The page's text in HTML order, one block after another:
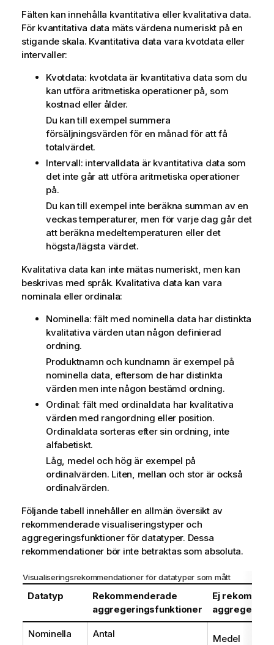
Fälten kan innehålla kvantitativa eller kvalitativa data.
För kvantitativa data mäts värdena numeriskt på en
stigande skala. Kvantitativa data vara kvotdata eller
intervaller:
Kvotdata: kvotdata är kvantitativa data som du
kan utföra aritmetiska operationer på, som
kostnad eller ålder.
Du kan till exempel summera
försäljningsvärden för en månad för att få
totalvärdet.
Intervall: intervalldata är kvantitativa data som
det inte går att utföra aritmetiska operationer
på.
Du kan till exempel inte beräkna summan av en
veckas temperaturer, men för varje dag går det
att beräkna medeltemperaturen eller det
högsta/lägsta värdet.
Kvalitativa data kan inte mätas numeriskt, men kan
beskrivas med språk. Kvalitativa data kan vara
nominala eller ordinala:
Nominella: fält med nominella data har distinkta
kvalitativa värden utan någon definierad
ordning.
Produktnamn och kundnamn är exempel på
nominella data, eftersom de har distinkta
värden men inte någon bestämd ordning.
Ordinal: fält med ordinaldata har kvalitativa
värden med rangordning eller position.
Ordinaldata sorteras efter sin ordning, inte
alfabetiskt.
Låg, medel och hög är exempel på
ordinalvärden. Liten, mellan och stor är också
ordinalvärden.
Följande tabell innehåller en allmän översikt av
rekommenderade visualiseringstyper och
aggregeringsfunktioner för datatyper. Dessa
rekommendationer bör inte betraktas som absoluta.
Visualiseringsrekommendationer för datatyper som mått
Datatyp
Rekommenderade
aggregeringsfunktioner
Ej
Nominella Antal
Medel